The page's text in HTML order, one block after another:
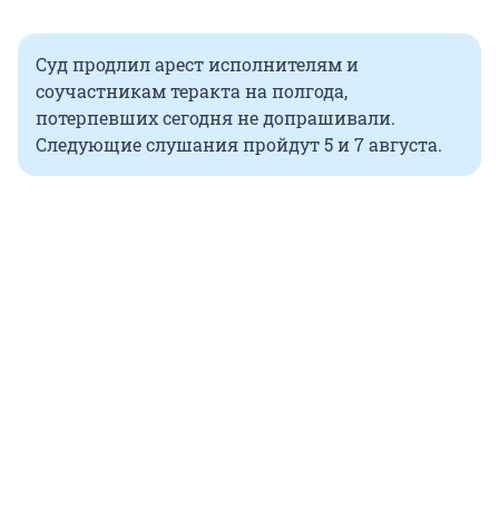
Суд продлил арест исполнителям и
соучастникам теракта на полгода,
потерпевших сегодня не допрашивали.
Следующие слушания пройдут 5 и 7 августа.